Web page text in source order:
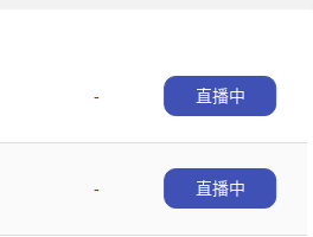
-
直播中
-
直播中